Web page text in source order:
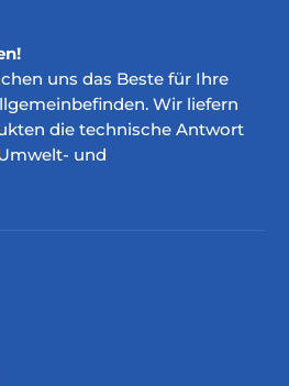
uns das Beste für Ihre
Wir liefern
die technische Antwort
und